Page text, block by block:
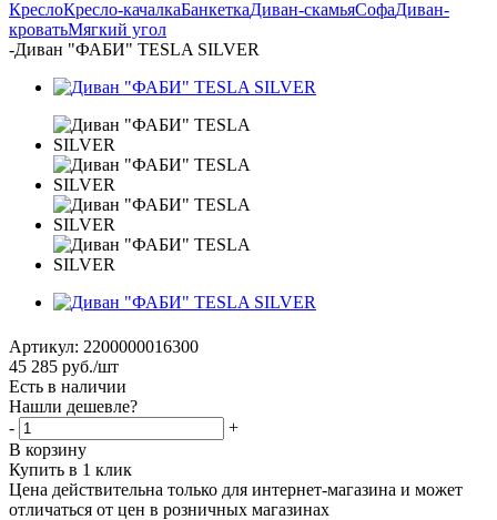
КреслоКресло-качалкаБанкеткаДиван-скамьяСофаДиван-
кроватьМягкий угол
-Диван "ФАБИ" TESLA SILVER
Артикул: 2200000016300
45 285 руб./шт
Есть в наличии
Нашли дешевле?
-
+
В корзину
Купить в 1 клик
Цена действительна только для интернет-магазина и может
отличаться от цен в розничных магазинах